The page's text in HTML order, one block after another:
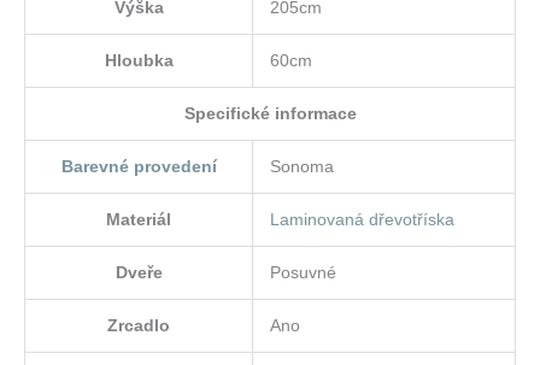
Výška 205cm
Hloubka 60cm
Specifické informace
Barevné provedení Sonoma
Materiál Laminovaná dřevotříska
Dveře Posuvné
Zrcadlo Ano